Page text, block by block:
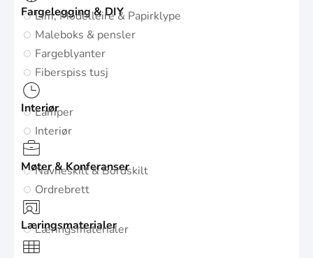
Fargelegging & DIY
Lim, Modelleire & Papirklype
Maleboks & pensler
Fargeblyanter
Fiberspiss tusj
Interiør
Lamper
Interiør
Møter & Konferanser
Navneskilt & Bordskilt
Ordrebrett
Læringsmaterialer
Læringsmaterialer